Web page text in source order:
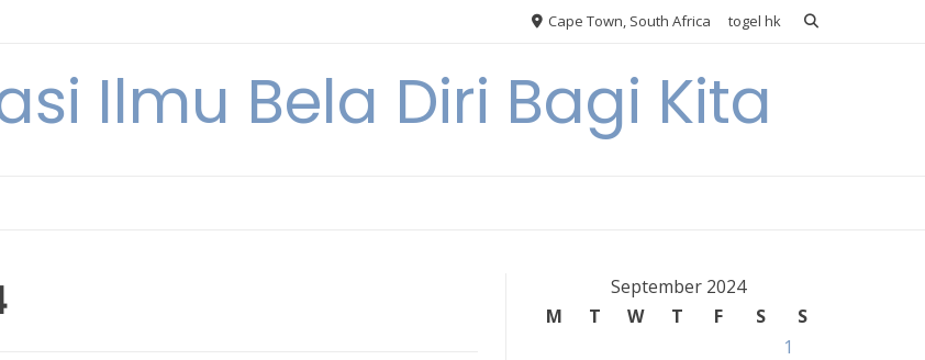
Cape Town, South Africa togel hk
Ilmu Bela Diri Bagi Kita
September 2024
M
T W T F S
S
1